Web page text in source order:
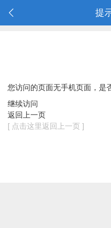
提
您访问的页面无手机页面，是
继续访问
返回上一页
[ 点击这里返回上一页 ]